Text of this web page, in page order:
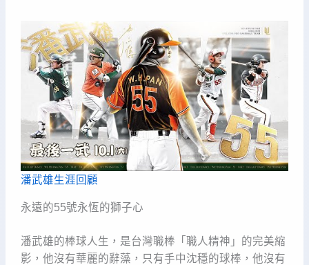
潘武雄生涯回顧
永遠的55號永恆的獅子心
潘武雄的棒球人生，是台灣職棒「職人精神」的完美縮
影，他沒有華麗的辭藻，只有手中沈穩的球棒，他沒有